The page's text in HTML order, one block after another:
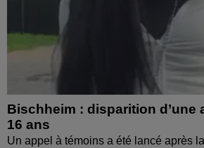
Bischheim : disparition d’une
16 ans
Un appel à témoins a été lancé après